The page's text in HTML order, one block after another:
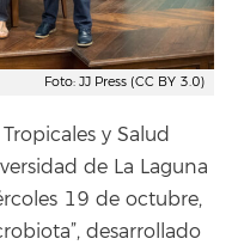
Foto: JJ Press (CC BY 3.0)
y Salud
de La Laguna
19 de octubre,
desarrollado